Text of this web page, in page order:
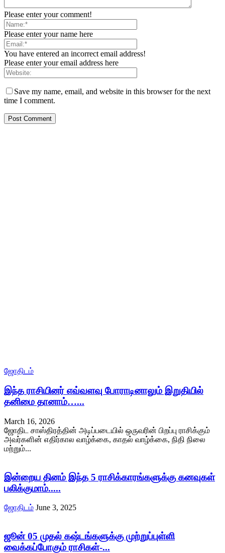
Please enter your comment!
Please enter your name here
You have entered an incorrect email address!
Please enter your email address here
Save my name, email, and website in this browser for the next
time I comment.
ஜோதிடம்
இந்த ராசியினர் எவ்வளவு போராடினாலும் இறுதியில்
தனிமை தானாம்…...
March 16, 2026
ஜோதிட சாஸ்திரத்தின் அடிப்படையில் ஒருவரின் பிறப்பு ராசிக்கும்
அவர்களின் எதிர்கால வாழ்க்கை, காதல் வாழ்க்கை, நிதி நிலை
மற்றும்...
இன்றைய தினம் இந்த 5 ராசிக்காரங்களுக்கு கனவுகள்
பலிக்குமாம்.....
ஜோதிடம் June 3, 2025
ஜூன் 05 முதல் கஷ்டங்களுக்கு முற்றுப்புள்ளி
வைக்கப்போகும் ராசிகள்-...